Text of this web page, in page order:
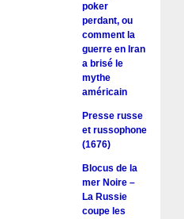
poker
perdant, ou
comment la
guerre en Iran
a brisé le
mythe
américain
Presse russe
et russophone
(1676)
Blocus de la
mer Noire –
La Russie
coupe les